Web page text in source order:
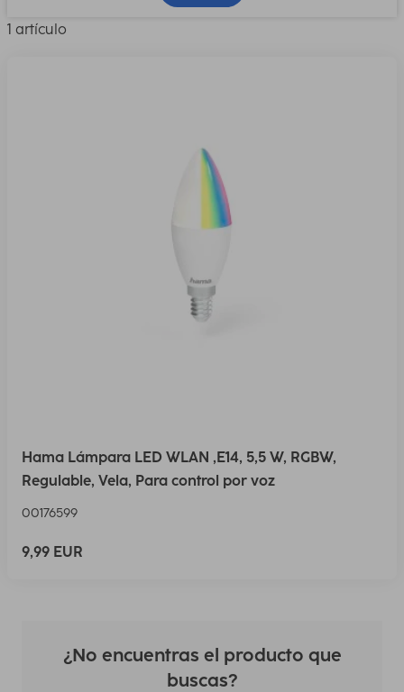
1 artículo
Hama Lámpara LED WLAN ,E14, 5,5 W, RGBW,
Regulable, Vela, Para control por voz
00176599
9,99 EUR
¿No encuentras el producto que
buscas?